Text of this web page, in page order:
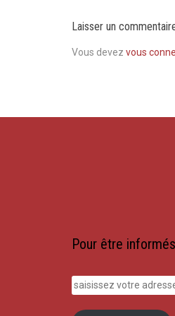
Laisser un
Vous devez vous
Pour être
saisissez
votre
adresse